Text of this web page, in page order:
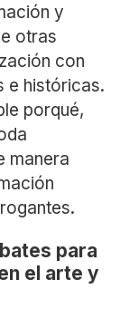
y
otras
con
e históricas.
porqué,
manera
para
el arte y